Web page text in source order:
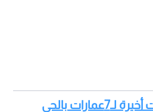
اقرأ أيضا : فحوصات أخيرة لـ7عمارات بالحي